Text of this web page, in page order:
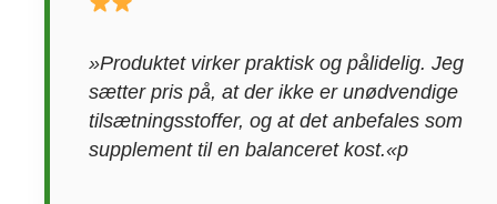
»Produktet virker praktisk og pålidelig. Jeg
sætter pris på, at der ikke er unødvendige
tilsætningsstoffer, og at det anbefales som
supplement til en balanceret kost.«p